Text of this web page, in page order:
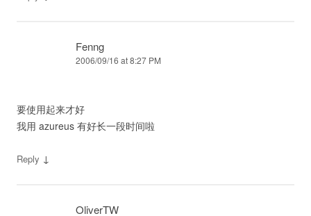
Fenng
2006/09/16 at 8:27 PM
要使用起来才好
我用 azureus 有好长一段时间啦
Reply ↓
OliverTW